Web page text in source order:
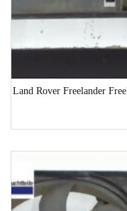
Land Rover Freelander